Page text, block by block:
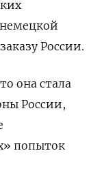
России.
она стала
России,
попыток